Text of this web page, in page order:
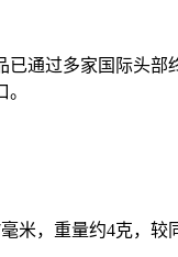
通过多家国际头部
，重量约4克，较